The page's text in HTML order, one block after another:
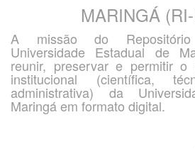
MARINGÁ
A missão do
Universidade Estadual de
reunir, preservar e permitir o
institucional (científica,
administrativa) da
Maringá em formato digital.